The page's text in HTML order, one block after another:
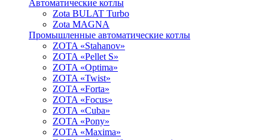
Автоматические котлы
Zota BULAT Turbo
Zota MAGNA
Промышленные автоматические котлы
ZOTA «Stahanov»
ZOTA «Pellet S»
ZOTA «Optima»
ZOTA «Twist»
ZOTA «Forta»
ZOTA «Focus»
ZOTA «Cuba»
ZOTA «Pony»
ZOTA «Maxima»